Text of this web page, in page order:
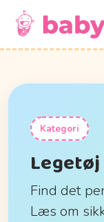
Kategori
Legetøj
Find det
Læs om